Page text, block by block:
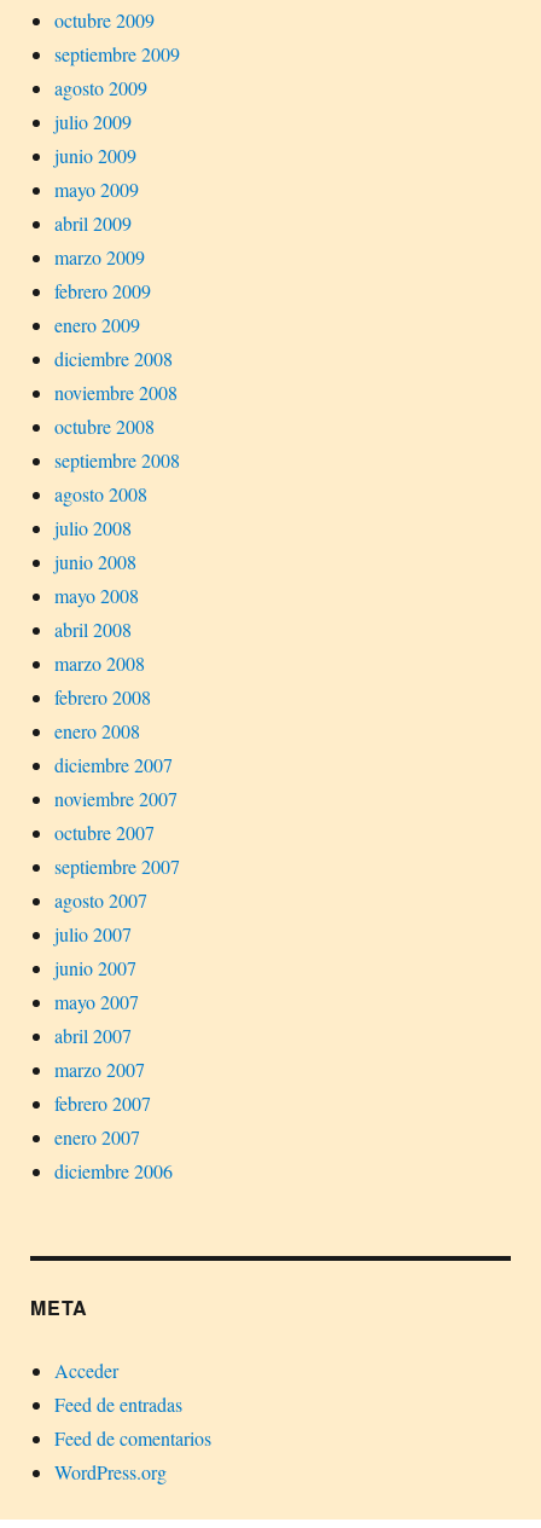
octubre 2009
septiembre 2009
agosto 2009
julio 2009
junio 2009
mayo 2009
abril 2009
marzo 2009
febrero 2009
enero 2009
diciembre 2008
noviembre 2008
octubre 2008
septiembre 2008
agosto 2008
julio 2008
junio 2008
mayo 2008
abril 2008
marzo 2008
febrero 2008
enero 2008
diciembre 2007
noviembre 2007
octubre 2007
septiembre 2007
agosto 2007
julio 2007
junio 2007
mayo 2007
abril 2007
marzo 2007
febrero 2007
enero 2007
diciembre 2006
META
Acceder
Feed de entradas
Feed de comentarios
WordPress.org